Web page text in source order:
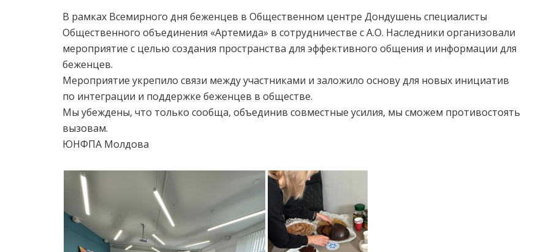
В рамках Всемирного дня беженцев в Общественном центре Дондушень специалисты
Общественного объединения «Артемида» в сотрудничестве с А.О. Наследники организовали
мероприятие с целью создания пространства для эффективного общения и информации для
беженцев.
Мероприятие укрепило связи между участниками и заложило основу для новых инициатив
по интеграции и поддержке беженцев в обществе.
Мы убеждены, что только сообща, объединив совместные усилия, мы сможем противостоять
вызовам.
ЮНФПА Молдова